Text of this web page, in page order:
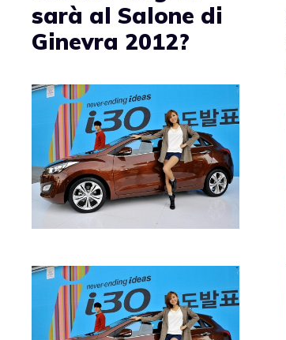
sarà al Salone di
Ginevra 2012?